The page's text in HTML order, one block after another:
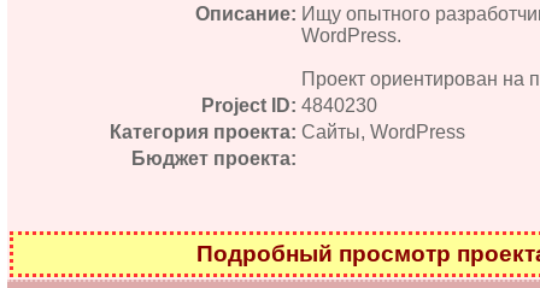
Описание: Ищу опытного
WordPress.
Проект ориентирован на
Project ID: 4840230
Категория проекта: Сайты, WordPress
Бюджет проекта:
Подробный просмотр